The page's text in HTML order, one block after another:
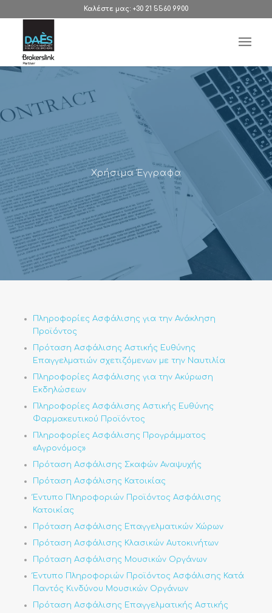
Καλέστε μας: +30 21 5560 9900
Χρήσιμα Έγγραφα
Πληροφορίες Ασφάλισης για την Ανάκληση
Προϊόντος
Πρόταση Ασφάλισης Αστικής Ευθύνης
Επαγγελματιών σχετιζόμενων με την Ναυτιλία
Πληροφορίες Ασφάλισης για την Ακύρωση
Εκδηλώσεων
Πληροφορίες Ασφάλισης Αστικής Ευθύνης
Φαρμακευτικού Προϊόντος
Πληροφορίες Ασφάλισης Προγράμματος
«Αγρονόμος»
Πρόταση Ασφάλισης Σκαφών Αναψυχής
Πρόταση Ασφάλισης Κατοικίας
Έντυπο Πληροφοριών Προϊόντος Ασφάλισης
Κατοικίας
Πρόταση Ασφάλισης Επαγγελματικών Χώρων
Πρόταση Ασφάλισης Κλασικών Αυτοκινήτων
Πρόταση Ασφάλισης Μουσικών Οργάνων
Έντυπο Πληροφοριών Προϊόντος Ασφάλισης Κατά
Παντός Κινδύνου Μουσικών Οργάνων
Πρόταση Ασφάλισης Επαγγελματικής Αστικής